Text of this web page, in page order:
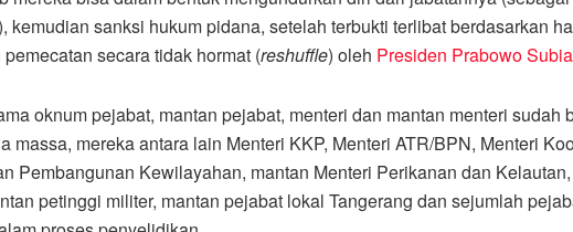
kemudian sanksi hukum pidana, setelah terbukti terlibat berdasarkan
pemecatan secara tidak hormat (reshuffle) oleh Presiden Prabowo
oknum pejabat, mantan pejabat, menteri dan mantan menteri sudah
massa, mereka antara lain Menteri KKP, Menteri ATR/BPN, Menteri
Pembangunan Kewilayahan, mantan Menteri Perikanan dan
petinggi militer, mantan pejabat lokal Tangerang dan sejumlah